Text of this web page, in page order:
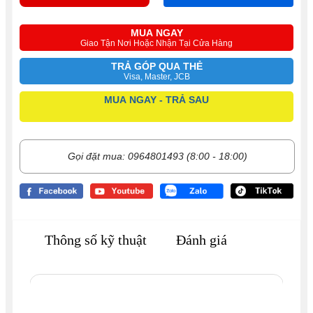
MUA NGAY
Giao Tận Nơi Hoặc Nhận Tại Cửa Hàng
TRẢ GÓP QUA THẺ
Visa, Master, JCB
MUA NGAY - TRẢ SAU
Gọi đặt mua: 0964801493 (8:00 - 18:00)
Thông số kỹ thuật Đánh giá